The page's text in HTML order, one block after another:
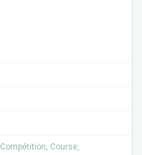
Compétition, Course,